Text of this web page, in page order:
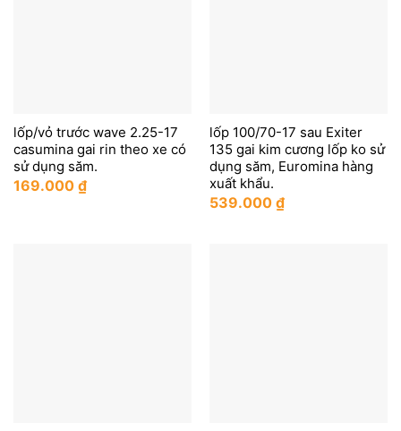
lốp/vỏ trước wave 2.25-17
casumina gai rin theo xe có
sử dụng săm.
169.000 ₫
lốp 100/70-17 sau Exiter
135 gai kim cương lốp ko sử
dụng săm, Euromina hàng
xuất khẩu.
539.000 ₫